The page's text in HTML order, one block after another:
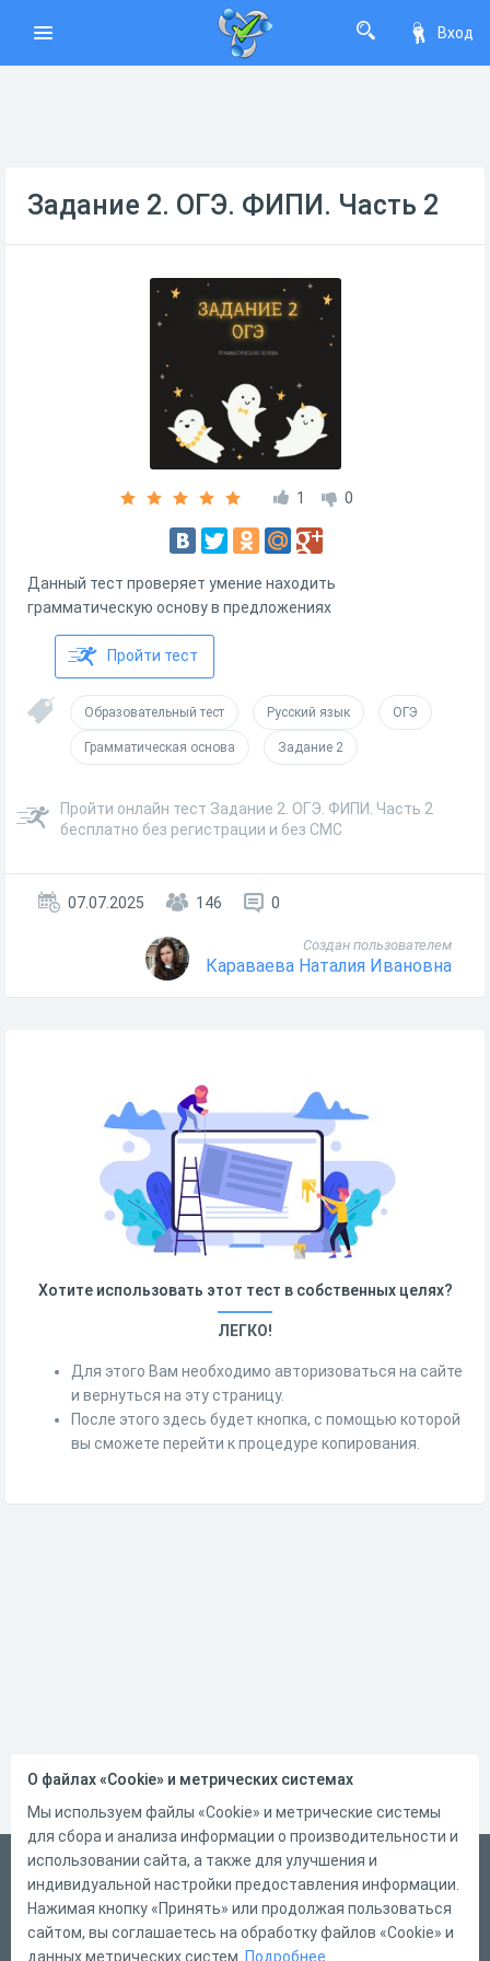
Вход
Задание 2. ОГЭ. ФИПИ. Часть 2
1 0
Данный тест проверяет умение находить
грамматическую основу в предложениях
Пройти тест
Образовательный тест Русский язык ОГЭ
Грамматическая основа Задание 2
Пройти онлайн тест Задание 2. ОГЭ. ФИПИ. Часть 2
бесплатно без регистрации и без СМС
07.07.2025 146 0
Создан пользователем
Караваева Наталия Ивановна
Хотите использовать этот тест в собственных целях?
ЛЕГКО!
Для этого Вам необходимо авторизоваться на сайте
и вернуться на эту страницу.
После этого здесь будет кнопка, с помощью которой
вы сможете перейти к процедуре копирования.
Русский
Справка
Форма обратной связи
О файлах «Cookie» и метрических системах
Мы используем файлы «Cookie» и метрические системы
для сбора и анализа информации о производительности и
использовании сайта, а также для улучшения и
индивидуальной настройки предоставления информации.
Нажимая кнопку «Принять» или продолжая пользоваться
сайтом, вы соглашаетесь на обработку файлов «Cookie» и
данных метрических систем. Подробнее